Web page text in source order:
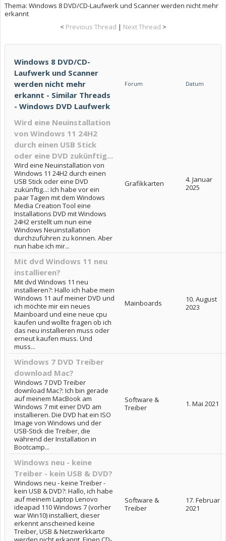
Thema: Windows 8 DVD/CD-Laufwerk und Scanner werden nicht mehr
erkannt
< Previous Thread | Next Thread >
Windows 8 DVD/CD-
Laufwerk und Scanner
werden nicht mehr
erkannt - Similar Threads
- Windows DVD Laufwerk
Forum Datum
Wird eine Neuinstallation
von Windows 11 24H2
durch einen USB Stick
oder eine DVD zukünftig...
Wird eine Neuinstallation von
Windows 11 24H2 durch einen
USB Stick oder eine DVD
zukünftig...: Ich habe vor ein
paar Tagen mit dem Windows
Media Creation Tool eine
Installations DVD mit Windows
24H2 erstellt um nun eine
Windows Neuinstallation
durchzuführen zu können. Aber
nun habe ich mir...
Grafikkarten
4. Januar
2025
Mit dvd Windows 11 neu
installieren?
Mit dvd Windows 11 neu
installieren?: Hallo ich habe mein
Windows 11 auf meiner DVD und
ich möchte mir ein neues
Mainboard und eine neue cpu
kaufen und wollte fragen ob ich
das neu installieren muss oder
erneut kaufen muss. Und
muss...
Mainboards
10. August
2023
Windows 7 DVD Treiber
download Mac?
Windows 7 DVD Treiber
download Mac?: Ich bin gerade
auf meinem MacBook am
Windows 7 mit einer DVD am
installieren. Die DVD hat ein ISO
Image von Windows und der
USB-Stick die Treiber, die
während der Installation in
Bootcamp...
Software &
Treiber
1. Mai 2021
Windows neu - keine
Treiber - kein USB & DVD?
Windows neu - keine Treiber -
kein USB & DVD?: Hallo, ich habe
auf meinem Laptop Lenovo
ideapad 110 Windows 7 (vorher
war Win10) installiert, dieser
erkennt anscheined keine
Treiber, USB & Netzwerkkarte
Software &
Treiber
17. Februar
2021